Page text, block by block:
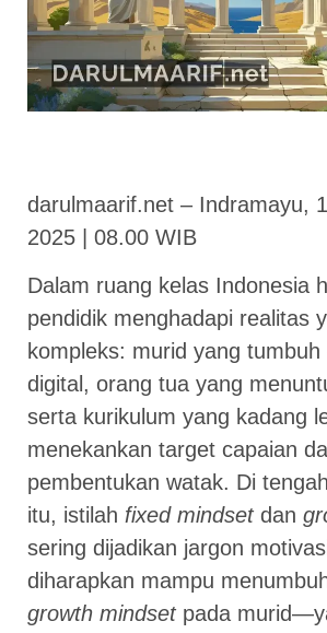
darulmaarif.net – Indramayu,
2025 | 08.00 WIB
Dalam ruang kelas Indonesia
pendidik menghadapi realitas
kompleks: murid yang
digital, orang tua yang
serta kurikulum yang kadang
menekankan target capaian
pembentukan watak. Di
itu, istilah fixed mindsetdan
sering dijadikan jargon
diharapkan mampu
growth mindsetpada